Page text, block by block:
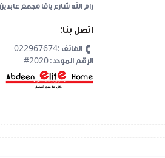
رام الله شارع يافا مجمع عابدين
اتصل بنا:
الهاتف :022967674
#2020 :الرقم الموحد